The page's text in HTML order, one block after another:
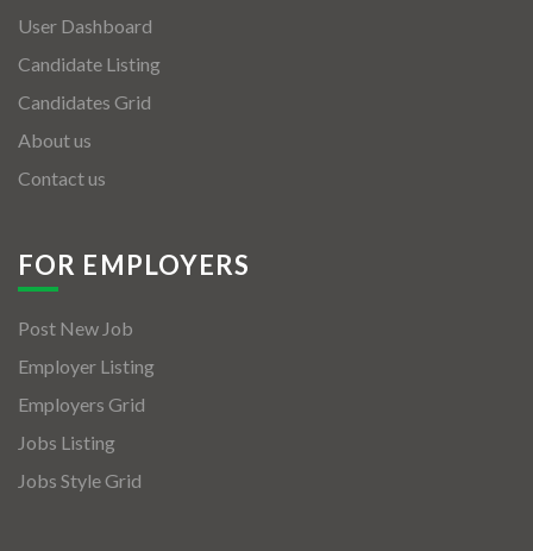
User Dashboard
Candidate Listing
Candidates Grid
About us
Contact us
FOR EMPLOYERS
Post New Job
Employer Listing
Employers Grid
Jobs Listing
Jobs Style Grid